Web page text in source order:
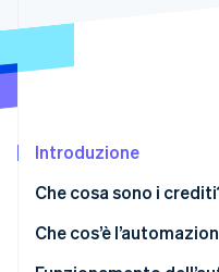
Radar
Rimozione del carbonio
Identity
Verifica online
Introduzione
Che cosa sono i
Che cos’è